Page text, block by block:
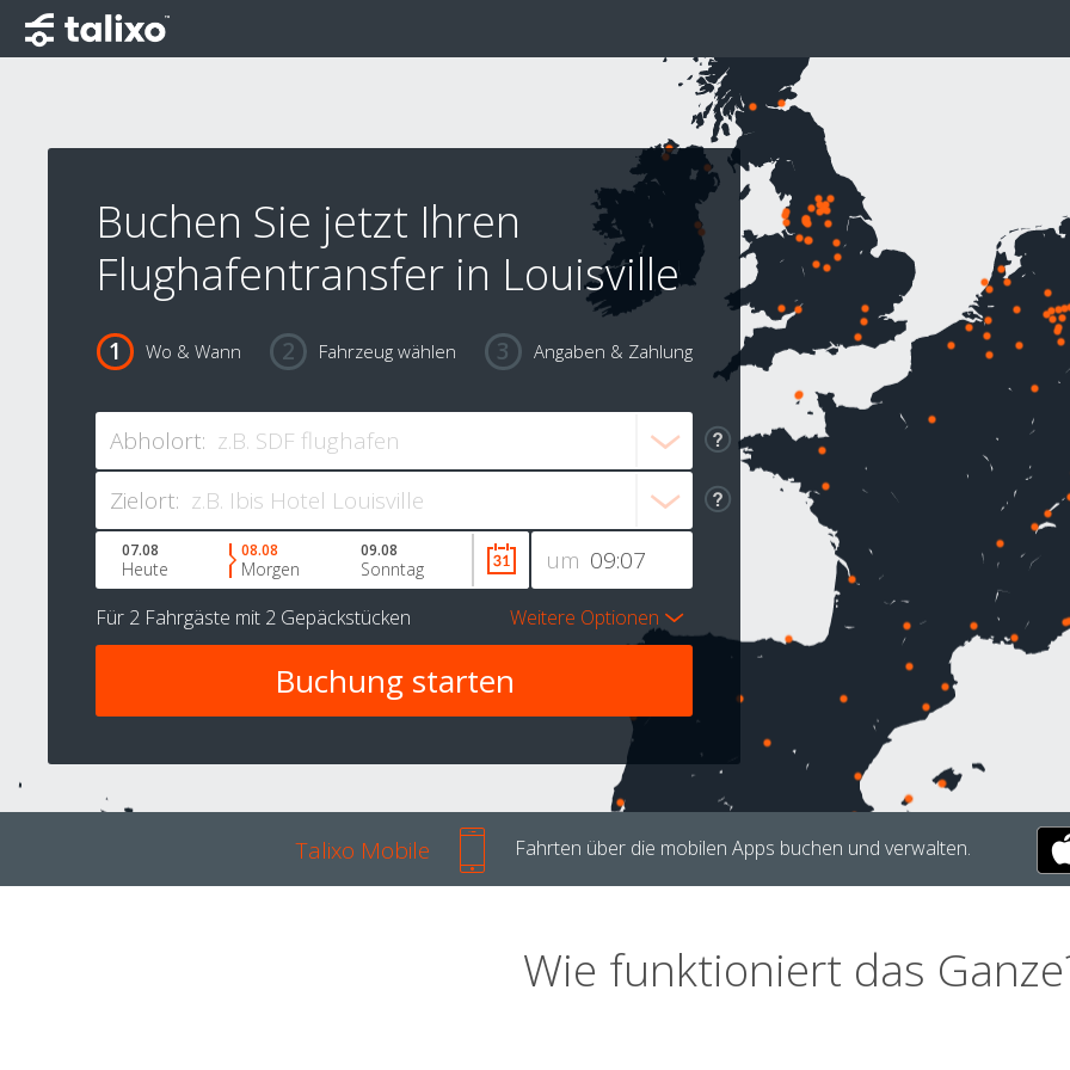
Buchen Sie jetzt Ihren
Flughafentransfer in Louisville
Wo & Wann Fahrzeug wählen Angaben & Zahlung
Abholort:
Zielort:
um
07.08
Heute
08.08
Morgen
09.08
Sonntag
Für 2 Fahrgäste mit 2 Gepäckstücken Weitere Optionen
Talixo Mobile Fahrten über die mobilen Apps buchen und verwalten.
Wie funktioniert das